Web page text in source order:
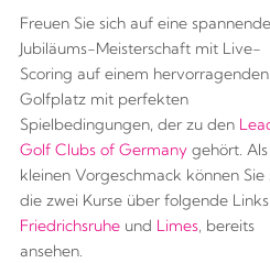
Freuen Sie sich auf eine spannende
Jubiläums-Meisterschaft mit Live-
Scoring auf einem hervorragenden
Golfplatz mit perfekten
Spielbedingungen, der zu den
Golf Clubs of Germanygehört. Als
kleinen Vorgeschmack können Sie
die zwei Kurse über folgende Links,
Friedrichsruheund Limes, bereits
ansehen.